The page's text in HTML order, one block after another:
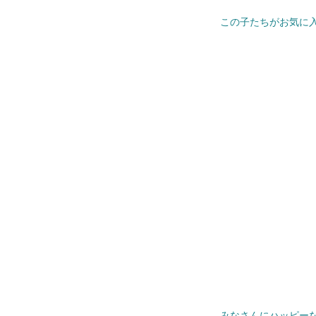
この子たちがお気に